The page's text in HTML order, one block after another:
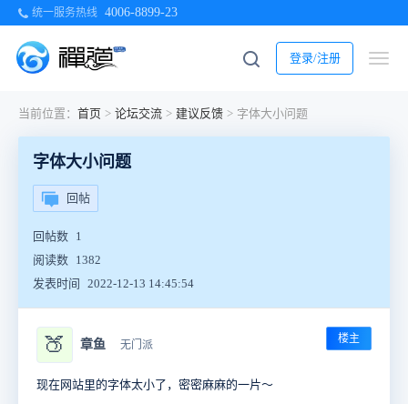
统一服务热线 4006-8899-23
登录/注册
当前位置： 首页 > 论坛交流 > 建议反馈 > 字体大小问题
字体大小问题
回帖
回帖数 1
阅读数 1382
发表时间
2022-12-13 14:45:54
🍑 章鱼 无门派 楼主
现在网站里的字体太小了，密密麻麻的一片～